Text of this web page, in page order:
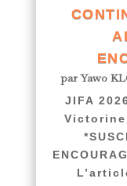
parYawo
JIFA
Victorine